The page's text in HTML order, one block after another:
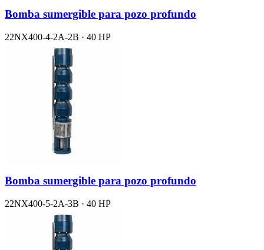
Bomba sumergible para pozo profundo
22NX400-4-2A-2B · 40 HP
Bomba sumergible para pozo profundo
22NX400-5-2A-3B · 40 HP